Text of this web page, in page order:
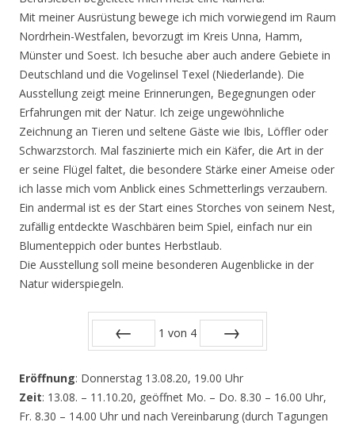
Mit meiner Ausrüstung bewege ich mich vorwiegend im Raum
Nordrhein-Westfalen, bevorzugt im Kreis Unna, Hamm,
Münster und Soest. Ich besuche aber auch andere Gebiete in
Deutschland und die Vogelinsel Texel (Niederlande). Die
Ausstellung zeigt meine Erinnerungen, Begegnungen oder
Erfahrungen mit der Natur. Ich zeige ungewöhnliche
Zeichnung an Tieren und seltene Gäste wie Ibis, Löffler oder
Schwarzstorch. Mal faszinierte mich ein Käfer, die Art in der
er seine Flügel faltet, die besondere Stärke einer Ameise oder
ich lasse mich vom Anblick eines Schmetterlings verzaubern.
Ein andermal ist es der Start eines Storches von seinem Nest,
zufällig entdeckte Waschbären beim Spiel, einfach nur ein
Blumenteppich oder buntes Herbstlaub.
Die Ausstellung soll meine besonderen Augenblicke in der
Natur widerspiegeln.
1 von 4
Eröffnung: Donnerstag 13.08.20, 19.00 Uhr
Zeit: 13.08. – 11.10.20, geöffnet Mo. – Do. 8.30 – 16.00 Uhr,
Fr. 8.30 – 14.00 Uhr und nach Vereinbarung (durch Tagungen